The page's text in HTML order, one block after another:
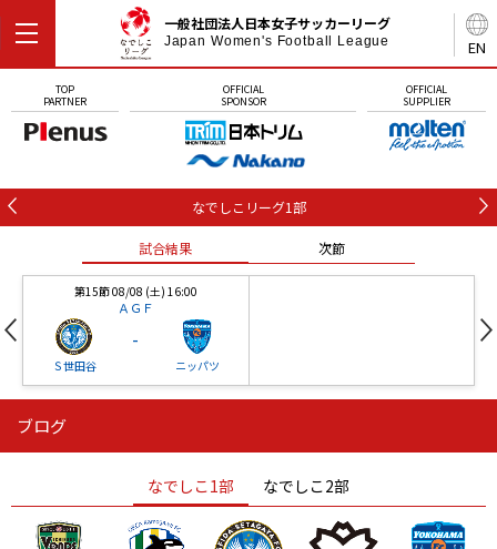
EN
一般社団法人日本女子サッカーリーグ
Japan Women's Football League
TOP
PARTNER
OFFICIAL
SPONSOR
OFFICIAL
SUPPLIER
なでしこリーグ1部
試合結果 次節
第15節 08/08 (土) 16:00
ＡＧＦ
Ｓ世田谷
-
ニッパツ
ニッパツ
ニッパツ 名古屋
石人の星
静岡 愛媛Ｌ
ブログ
なでしこ1部 なでしこ2部